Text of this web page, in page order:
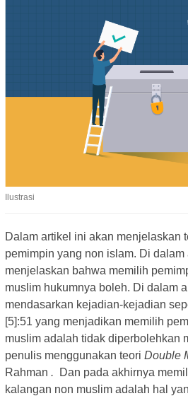
Ilustrasi
Dalam artikel ini akan menjelaskan
pemimpin yang non islam. Di dalam
menjelaskan bahwa memilih
muslim hukumnya boleh. Di dalam
mendasarkan kejadian-kejadian
[5]:51 yang menjadikan memilih
muslim adalah tidak diperbolehkan
penulis menggunakan teori Double
Rahman .
Dan pada akhirnya
kalangan non muslim adalah hal